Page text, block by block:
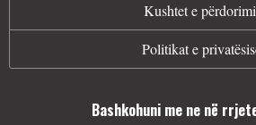
Kushtet e
Politikat e
Bashkohuni me ne në